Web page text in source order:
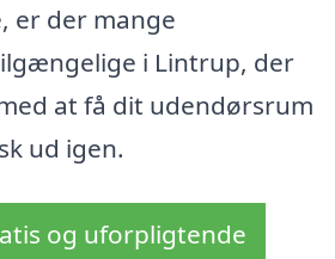
er der mange
i Lintrup, der
at få dit udendørsrum
ud igen.
og uforpligtende